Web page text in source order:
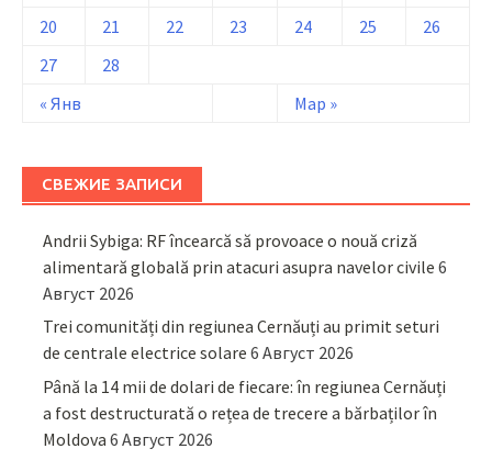
« Янв Мар »
20
21 22 23 24 25
26
27
28
СВЕЖИЕ ЗАПИСИ
Andrii Sybiga: RF încearcă să provoace o nouă criză
alimentară globală prin atacuri asupra navelor civile 6
Август 2026
Trei comunități din regiunea Cernăuți au primit seturi
de centrale electrice solare 6 Август 2026
Până la 14 mii de dolari de fiecare: în regiunea Cernăuți
a fost destructurată o rețea de trecere a bărbaților în
Moldova 6 Август 2026